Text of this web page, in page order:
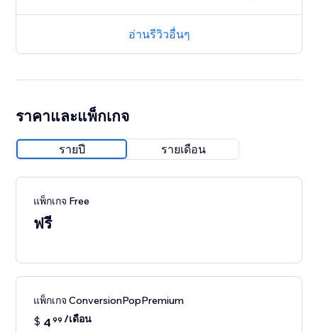
อ่านรีวิวอื่นๆ
ราคาและแพ็กเกจ
รายปี รายเดือน
แพ็กเกจ Free
ฟรี
แพ็กเกจ ConversionPopPremium
$ 4 99 /เดือน